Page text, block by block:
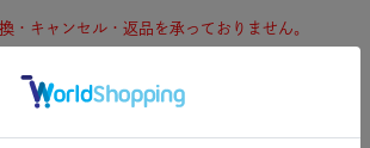
・キャンセル・返品を承っておりません。
ポイントご利用対象外となります。
シーズンより前に展開した商品です。その為、
いる色、サイズの中には現在は発売していない